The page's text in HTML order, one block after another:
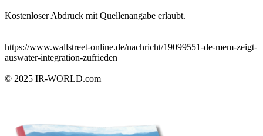
Kostenloser Abdruck mit Quellenangabe erlaubt.
https://www.wallstreet-online.de/nachricht/19099551-de-mem-zeigt-
auswater-integration-zufrieden
© 2025 IR-WORLD.com